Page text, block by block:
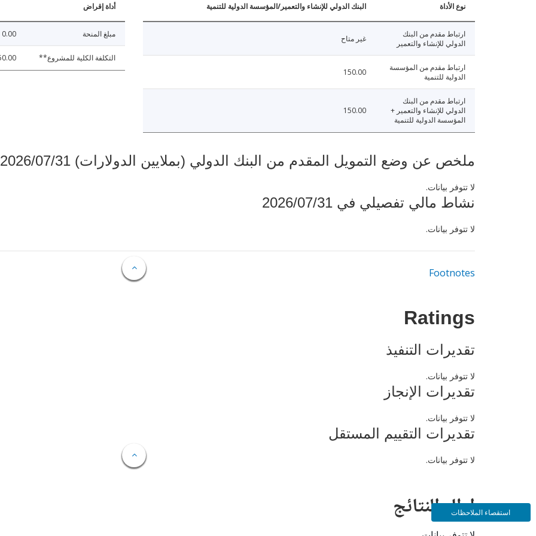
نوع الأداة البنك الدولي للإنشاء والتعمير/المؤسسة الدولية للتنمية
ارتباط مقدم من البنك
الدولي للإنشاء والتعمير
غير متاح
ارتباط مقدم من المؤسسة
الدولية للتنمية
150.00
ارتباط مقدم من البنك
الدولي للإنشاء والتعمير +
المؤسسة الدولية للتنمية
150.00
أداة إقراض
مبلغ المنحة
التكلفة الكلية للمشروع**
ملخص عن وضع التمويل المقدم من البنك الدولي (بملايين الدولارات) 2026/07/31
لا تتوفر بيانات.
نشاط مالي تفصيلي في 2026/07/31
لا تتوفر بيانات.
Footnotes
Ratings
تقديرات التنفيذ
لا تتوفر بيانات.
تقديرات الإنجاز
لا تتوفر بيانات.
تقديرات التقييم المستقل
لا تتوفر بيانات.
إطار النتائجاستقصاء الملاحظات